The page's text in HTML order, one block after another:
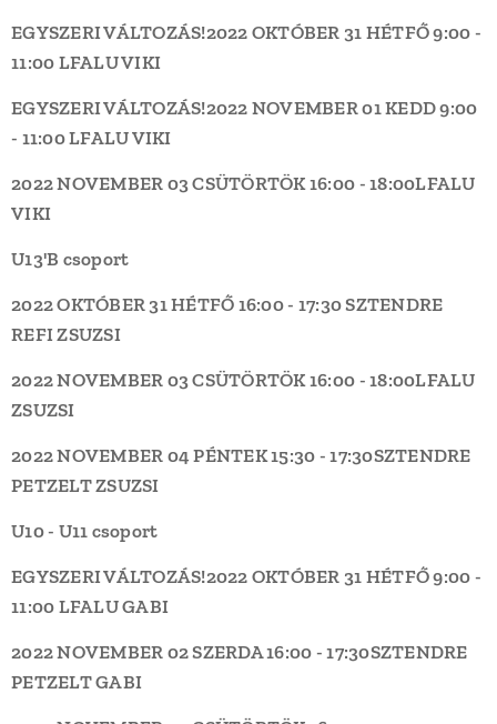
EGYSZERI VÁLTOZÁS!2022 OKTÓBER 31 HÉTFŐ9:00 -
11:00 LFALUVIKI
EGYSZERI VÁLTOZÁS!2022 NOVEMBER 01 KEDD9:00
- 11:00LFALUVIKI
2022 NOVEMBER 03 CSÜTÖRTÖK16:00 - 18:00LFALU
VIKI
U13'B csoport
2022 OKTÓBER 31 HÉTFŐ 16:00 - 17:30SZTENDRE
REFIZSUZSI
2022 NOVEMBER 03 CSÜTÖRTÖK16:00 - 18:00LFALU
ZSUZSI
2022 NOVEMBER 04 PÉNTEK15:30 - 17:30SZTENDRE
PETZELTZSUZSI
U10 - U11 csoport
EGYSZERI VÁLTOZÁS!2022 OKTÓBER 31 HÉTFŐ9:00 -
11:00 LFALUGABI
2022 NOVEMBER 02 SZERDA16:00 - 17:30SZTENDRE
PETZELTGABI